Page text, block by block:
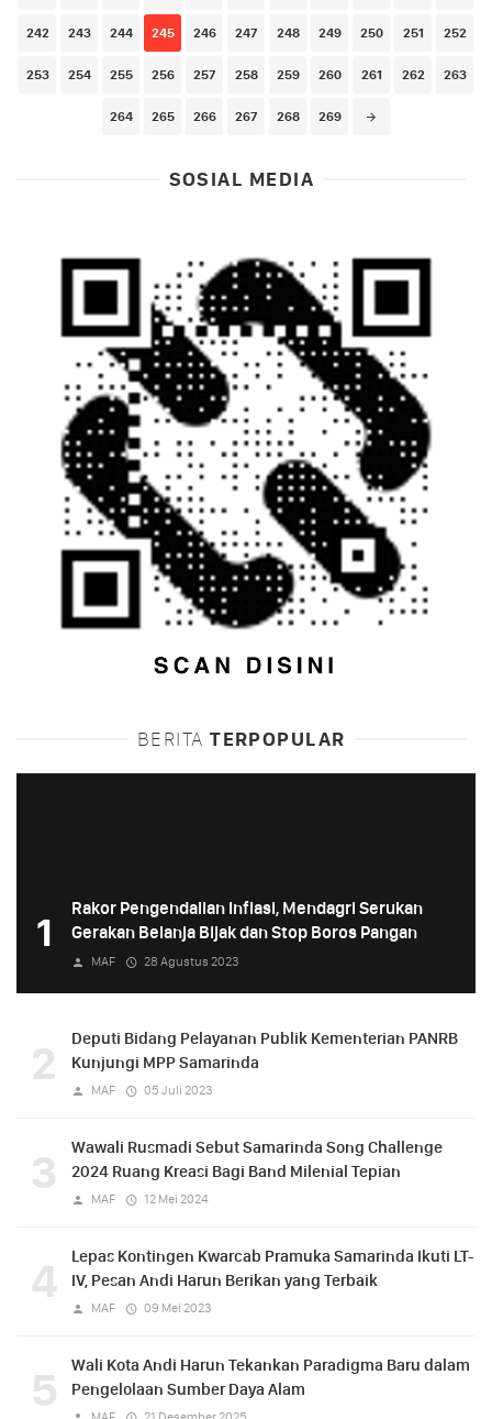
242 243 244 245 246 247 248 249 250 251 252
253 254 255 256 257 258 259 260 261 262 263
264 265 266 267 268 269
SOSIAL MEDIA
BERITA TERPOPULAR
1
Rakor Pengendalian Inflasi, Mendagri Serukan
Gerakan Belanja Bijak dan Stop Boros Pangan
MAF 28 Agustus 2023
2
Deputi Bidang Pelayanan Publik Kementerian PANRB
Kunjungi MPP Samarinda
MAF 05 Juli 2023
3
Wawali Rusmadi Sebut Samarinda Song Challenge
2024 Ruang Kreasi Bagi Band Milenial Tepian
MAF 12 Mei 2024
4
Lepas Kontingen Kwarcab Pramuka Samarinda Ikuti LT-
IV, Pesan Andi Harun Berikan yang Terbaik
MAF 09 Mei 2023
5
Wali Kota Andi Harun Tekankan Paradigma Baru dalam
Pengelolaan Sumber Daya Alam